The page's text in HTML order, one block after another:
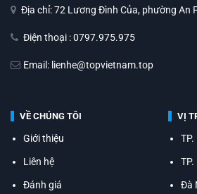
Địa chỉ: 72 Lương Đình Của, phường An
Điện thoại : 0797.975.975
Email: lienhe@topvietnam.top
VỀ CHÚNG TÔI
Giới thiệu
Liên hệ
Đánh giá
VỊ
Đà